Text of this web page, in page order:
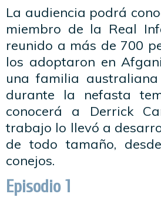
La audiencia podrá
miembro de la Real
reunido a más de 700
los adoptaron en
una familia
durante la nefasta
conocerá a Derrick
trabajo lo llevó a
de todo tamaño,
conejos.
Episodio 1